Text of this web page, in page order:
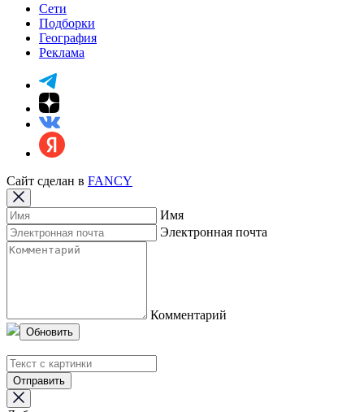
Сети
Подборки
География
Реклама
Сайт сделан в FANCY
Имя
Электронная почта
Комментарий
Обновить
Отправить